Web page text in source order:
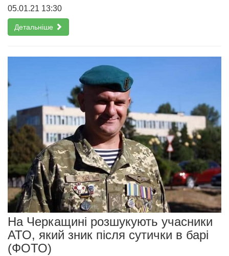
05.01.21 13:30
Детальніше
На Черкащині розшукують учасники
АТО, який зник після сутички в барі
(ФОТО)